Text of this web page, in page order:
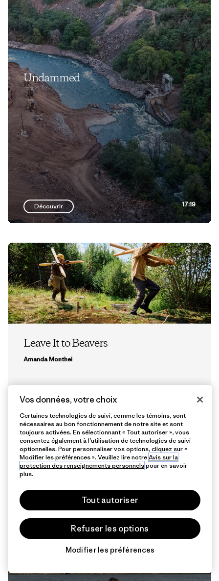
Undammed
Découvrir 17:19
Leave It to Beavers
Amanda Monthei
8 min de
lecture
Vos données, votre choix
Certaines technologies de suivi, comme les témoins, sont
nécessaires au bon fonctionnement de notre site et sont
toujours activées. En sélectionnant « Tout autoriser », vous
consentez également à l’utilisation de technologies de suivi
optionnelles. Pour personnaliser vos options, cliquez sur «
Modifier les préférences ». Veuillez lire notreAvis sur la
protection des renseignements personnelspour en savoir
plus.
Tout autoriser
Refuser les options
Modifier les préférences